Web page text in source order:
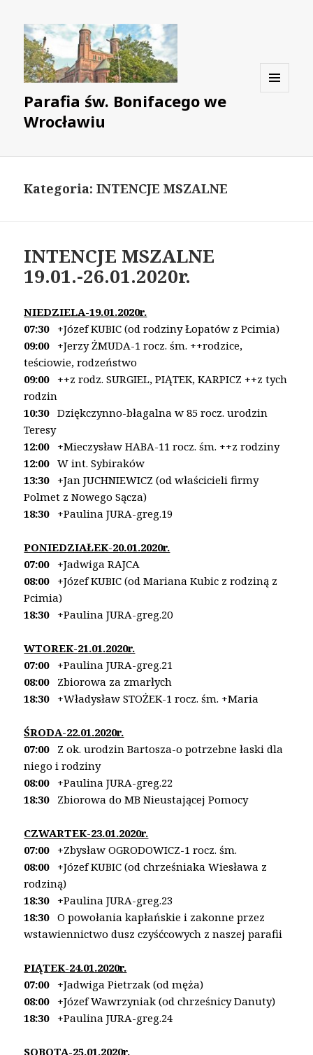
Parafia św. Bonifacego we
Wrocławiu
Kategoria: INTENCJE MSZALNE
INTENCJE MSZALNE
19.01.-26.01.2020r.
NIEDZIELA-19.01.2020r.
07:30+Józef KUBIC (od rodziny Łopatów z Pcimia)
09:00+Jerzy ŻMUDA-1 rocz. śm. ++rodzice,
teściowie, rodzeństwo
09:00++z rodz. SURGIEL, PIĄTEK, KARPICZ ++z tych
rodzin
10:30Dziękczynno-błagalna w 85 rocz. urodzin
Teresy
12:00 +Mieczysław HABA-11 rocz. śm. ++z rodziny
12:00W int. Sybiraków
13:30 +Jan JUCHNIEWICZ (od właścicieli firmy
Polmet z Nowego Sącza)
18:30 +Paulina JURA-greg.19
PONIEDZIAŁEK-20.01.2020r.
07:00+Jadwiga RAJCA
08:00+Józef KUBIC (od Mariana Kubic z rodziną z
Pcimia)
18:30 +Paulina JURA-greg.20
WTOREK-21.01.2020r.
07:00+Paulina JURA-greg.21
08:00 Zbiorowa za zmarłych
18:30 +Władysław STOŻEK-1 rocz. śm. +Maria
ŚRODA-22.01.2020r.
07:00Z ok. urodzin Bartosza-o potrzebne łaski dla
niegoi rodziny
08:00+Paulina JURA-greg.22
18:30 Zbiorowa do MB Nieustającej Pomocy
CZWARTEK-23.01.2020r.
07:00+Zbysław OGRODOWICZ-1 rocz. śm.
08:00+Józef KUBIC (od chrześniaka Wiesława z
rodziną)
18:30 +Paulina JURA-greg.23
18:30O powołania kapłańskie i zakonne przez
wstawiennictwo dusz czyśćcowych z naszej parafii
PIĄTEK-24.01.2020r.
07:00+Jadwiga Pietrzak (od męża)
08:00 +Józef Wawrzyniak (od chrześnicy Danuty)
18:30 +Paulina JURA-greg.24
SOBOTA-25.01.2020r.